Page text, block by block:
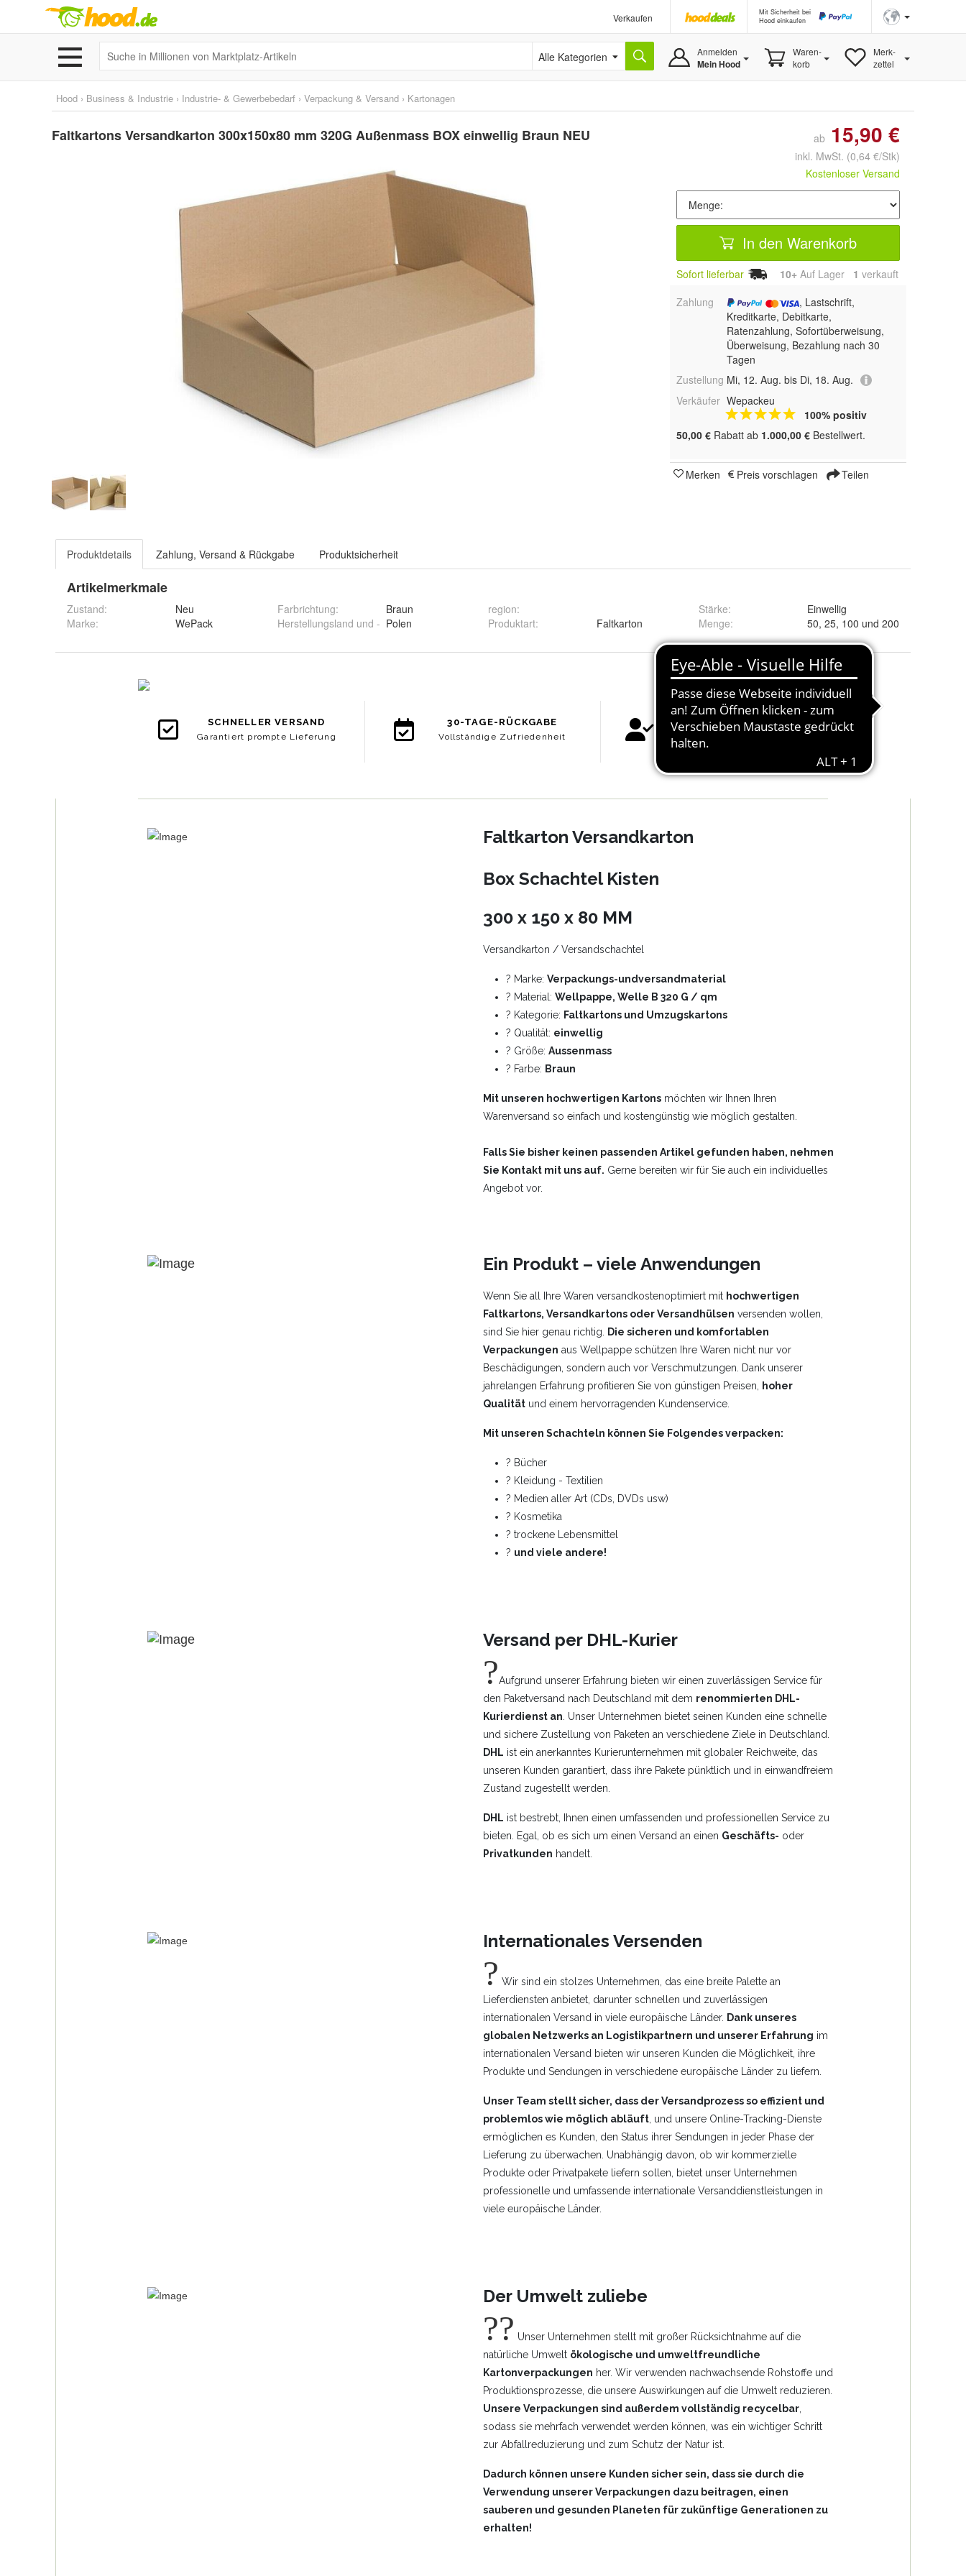
Verkaufen
Mit Sicherheit bei
Hood einkaufen
Alle Kategorien Anmelden
Mein Hood
Waren-
korb
Merk-
zettel
Hood › Business & Industrie › Industrie- & Gewerbebedarf › Verpackung & Versand › Kartonagen
Faltkartons Versandkarton 300x150x80 mm 320G Außenmass BOX einwellig Braun NEU ab 15,90 €
inkl. MwSt. (0,64 €/Stk)
Kostenloser Versand
In den Warenkorb
Sofort lieferbar 10+ Auf Lager 1 verkauft
Zahlung
, Lastschrift,
Kreditkarte, Debitkarte,
Ratenzahlung, Sofortüberweisung,
Überweisung, Bezahlung nach 30
Tagen
Zustellung Mi, 12. Aug. bis Di, 18. Aug.
Verkäufer Wepackeu
100% positiv
50,00 € Rabatt ab 1.000,00 € Bestellwert.
Merken Preis vorschlagen Teilen
Produktdetails
Artikelmerkmale
Zustand:
Marke:
WePack
Herstellungsland und -
Polen
Produktart
Menge